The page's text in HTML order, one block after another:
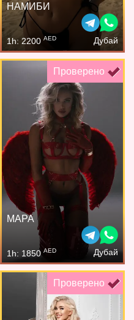
НАМИБИ
1h: 2200 AED Дубай
Проверено
МАРА
1h: 1850 AED Дубай
Проверено